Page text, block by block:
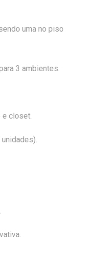
uma no piso
3 ambientes.
e closet.